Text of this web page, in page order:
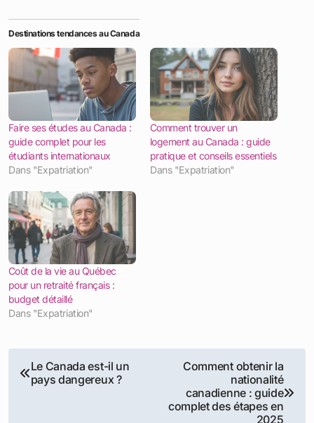
Montréal allie accessibilité et dynamisme
salaire moyen, le budget s’équilibre en privilégiant
les options locales. L’inflation, notamment sur les
aliments, exige une vigilance, mais la qualité de vie
compense largement. Consultez des calculateurs
en ligne ou des sites officiels pour affiner votre
budget selon votre situation.
Les données évoluent, vérifiez les mises à jour pour
2026. Ce guide aide à anticiper les dépenses et à
profiter pleinement de la métropole québécoise.
Partager :
Facebook
Destinations tendances au Canada